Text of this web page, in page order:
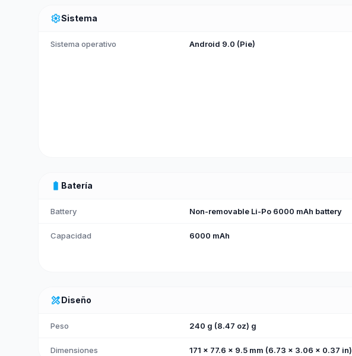
settingsSistema
Sistema operativo Android 9.0 (Pie)
battery_full Batería
Battery Non-removable Li-Po 6000 mAh battery
Capacidad 6000 mAh
design_servicesDiseño
Peso 240 g (8.47 oz) g
Dimensiones 171 x 77.6 x 9.5 mm (6.73 x 3.06 x 0.37 in)